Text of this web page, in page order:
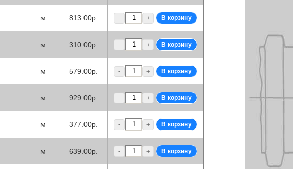
м 813.00р. - +
м 310.00р. - +
м 579.00р. - +
м 929.00р. - +
м 377.00р. - +
м 639.00р. - +